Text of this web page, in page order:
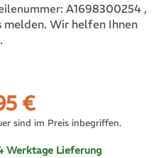
A1698300254 ,
melden. Wir helfen Ihnen
€
sind im Preis inbegriffen.
Werktage Lieferung